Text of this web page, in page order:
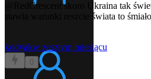
@RedCrescent
skoro Ukraina tak
stawia warunki reszcie świata to
kodyakw zeszłym miesiącu
0